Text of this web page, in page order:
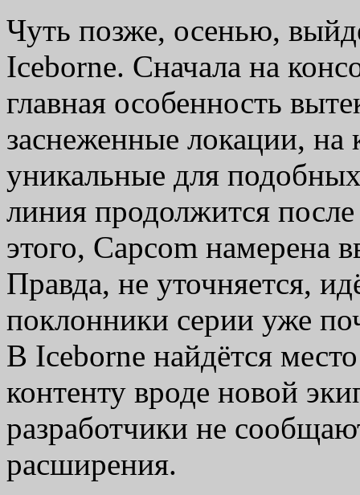
Чуть позже, осенью,
Iceborne. Сначала на
главная особенность
заснеженные локации, на
уникальные для
линия продолжится
этого, Capcom намерена
Правда, не уточняется,
поклонники серии уже
В Iceborne найдётся
контенту вроде новой
разработчики не
расширения.